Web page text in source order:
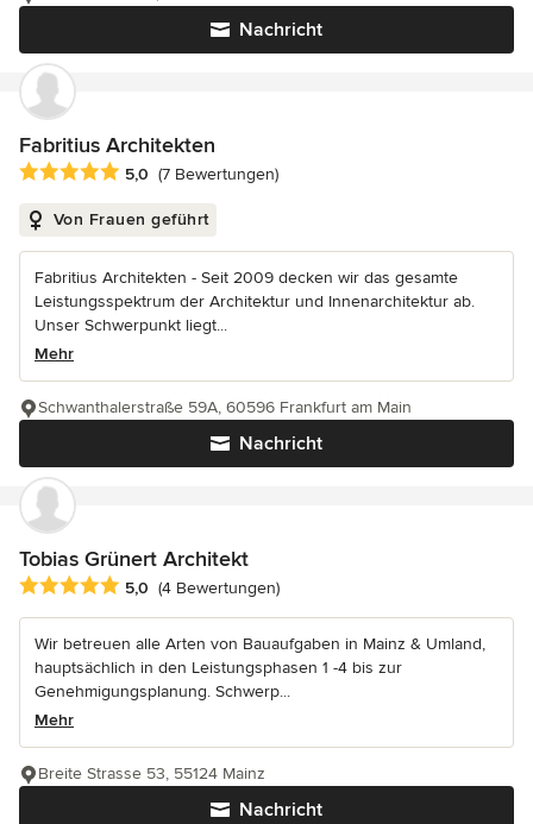
Nachricht
Fabritius Architekten
Durchschnittliche Bewertung: 5 von 5 Sternen
5,0 (7 Bewertungen)
Von Frauen geführt
Fabritius Architekten - Seit 2009 decken wir das gesamte
Leistungsspektrum der Architektur und Innenarchitektur ab.
Unser Schwerpunkt liegt...
Mehr
Nachricht
Schwanthalerstraße 59A, 60596 Frankfurt am Main
Tobias Grünert Architekt
Durchschnittliche Bewertung: 5 von 5 Sternen
5,0 (4 Bewertungen)
Wir betreuen alle Arten von Bauaufgaben in Mainz & Umland,
hauptsächlich in den Leistungsphasen 1 -4 bis zur
Genehmigungsplanung. Schwerp...
Mehr
Nachricht
Breite Strasse 53, 55124 Mainz